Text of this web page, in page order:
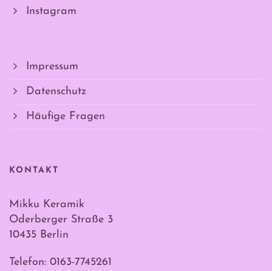
Instagram
Impressum
Datenschutz
Häufige Fragen
KONTAKT
Mikku Keramik
Oderberger Straße 3
10435 Berlin
Telefon: 0163-7745261